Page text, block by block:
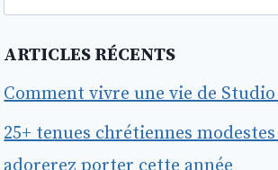
ARTICLES RÉCENTS
Comment vivre une vie de
25+ tenues chrétiennes